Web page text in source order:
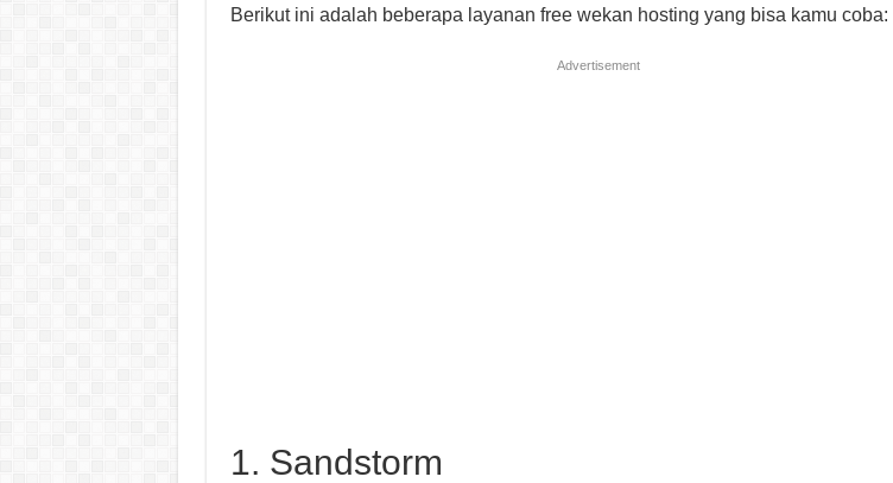
Berikut ini adalah beberapa layanan free wekan hosting yang bisa kamu coba:
Advertisement
1. Sandstorm